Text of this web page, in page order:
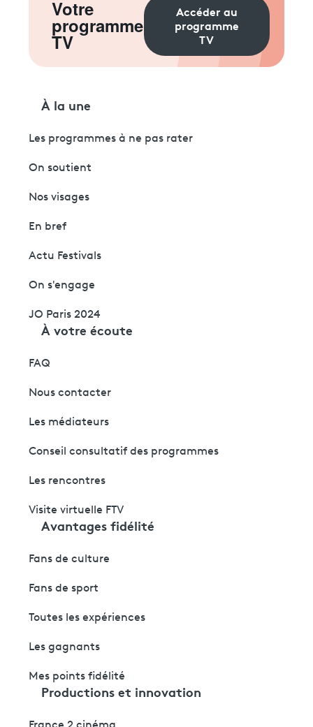
Votre
programme
TV
Accéder au
programme
TV
À la une
Les programmes à ne pas rater
On soutient
Nos visages
En bref
Actu Festivals
On s'engage
JO Paris 2024
À votre écoute
FAQ
Nous contacter
Les médiateurs
Conseil consultatif des programmes
Les rencontres
Visite virtuelle FTV
Avantages fidélité
Fans de culture
Fans de sport
Toutes les expériences
Les gagnants
Mes points fidélité
Productions et innovation